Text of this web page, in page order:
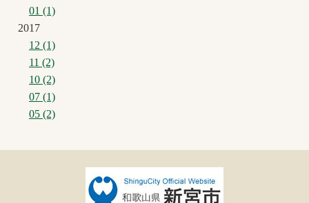
01 (1)
2017
12 (1)
11 (2)
10 (2)
07 (1)
05 (2)